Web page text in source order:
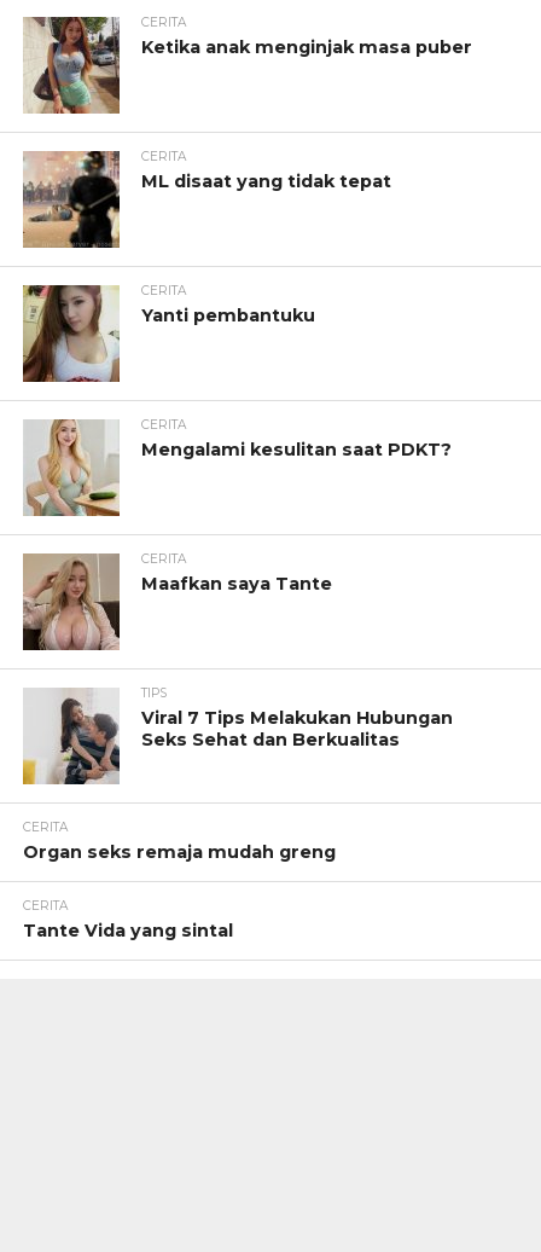
CERITA
Ketika anak menginjak masa puber
CERITA
ML disaat yang tidak tepat
CERITA
Yanti pembantuku
CERITA
Mengalami kesulitan saat PDKT?
CERITA
Maafkan saya Tante
TIPS
Viral 7 Tips Melakukan Hubungan
Seks Sehat dan Berkualitas
CERITA
Organ seks remaja mudah greng
CERITA
Tante Vida yang sintal